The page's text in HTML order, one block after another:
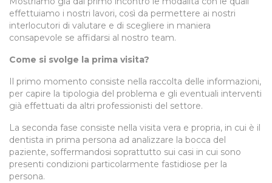
effettuiamo i nostri lavori, così da permettere ai nostri
interlocutori di valutare e di scegliere in maniera
consapevole se affidarsi al nostro team.
Come si svolge la prima visita?
Il primo momento consiste nella raccolta delle informazioni,
per capire la tipologia del problema e gli eventuali interventi
già effettuati da altri professionisti del settore.
La seconda fase consiste nella visita vera e propria, in cui è il
dentista in prima persona ad analizzare la bocca del
paziente, soffermandosi soprattutto sui casi in cui sono
presenti condizioni particolarmente fastidiose per la
persona.